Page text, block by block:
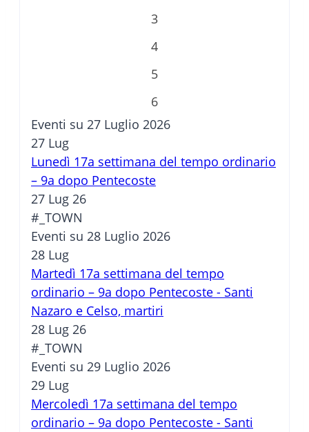
3
4
5
6
Eventi su 27 Luglio 2026
27 Lug
Lunedì 17a settimana del tempo ordinario
– 9a dopo Pentecoste
27 Lug 26
#_TOWN
Eventi su 28 Luglio 2026
28 Lug
Martedì 17a settimana del tempo
ordinario – 9a dopo Pentecoste - Santi
Nazaro e Celso, martiri
28 Lug 26
#_TOWN
Eventi su 29 Luglio 2026
29 Lug
Mercoledì 17a settimana del tempo
ordinario – 9a dopo Pentecoste - Santi